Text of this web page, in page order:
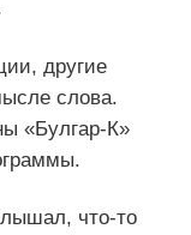
другие
слова.
«Булгар-К»
что-то